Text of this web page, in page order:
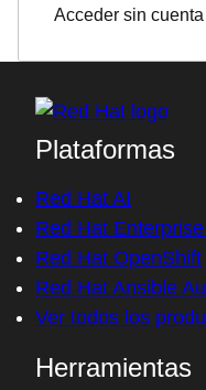
Acceder sin cuenta
Plataformas
Red Hat AI
Red Hat
Red Hat OpenShift
Red Hat Ansible
Ver todos los
Herramientas